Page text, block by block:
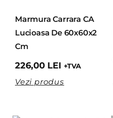
Marmura Carrara CA
Lucioasa De 60x60x2
Cm
226,00 LEI +TVA
Vezi produs